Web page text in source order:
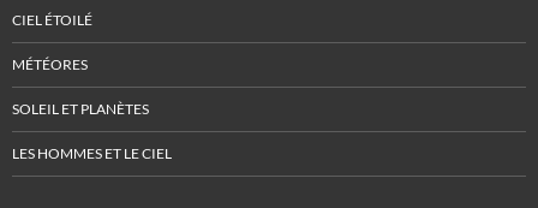
CIEL ÉTOILÉ
MÉTÉORES
SOLEIL ET PLANÈTES
LES HOMMES ET LE CIEL